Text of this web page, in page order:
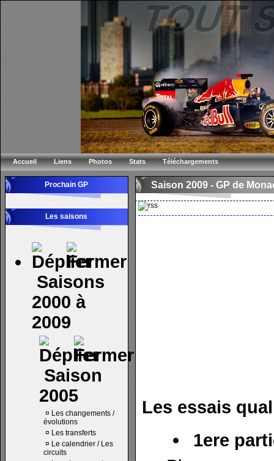
Accueil Liens Photos Stats Téléchargements
Prochain GP
Les saisons
Saisons
2000 à
2009
Saison
2005
¤ Les changements /
évolutions
¤ Les transferts
¤ Le calendrier / Les
circuits
Saison 2009 - GP de
Les essais
1ere